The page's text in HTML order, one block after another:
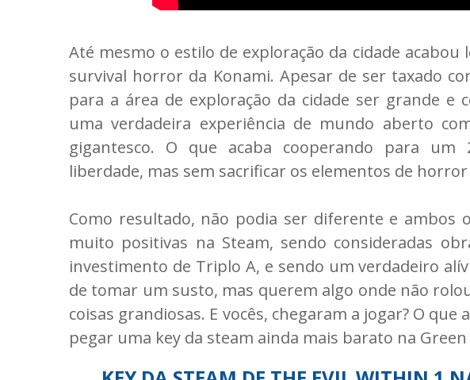
Até mesmo o estilo de exploração da cidade
survival horror da Konami. Apesar de ser taxado
para a área de exploração da cidade ser grande e
uma verdadeira experiência de mundo aberto
gigantesco. O que acaba cooperando para um
liberdade, mas sem sacrificar os elementos de
Como resultado, não podia ser diferente e ambos
muito positivas na Steam, sendo consideradas
investimento de Triplo A, e sendo um verdadeiro
de tomar um susto, mas querem algo onde não
coisas grandiosas. E vocês, chegaram a jogar? O
pegar uma key da steam ainda mais barato na